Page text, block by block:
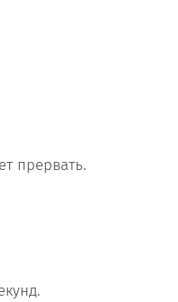
прервать.